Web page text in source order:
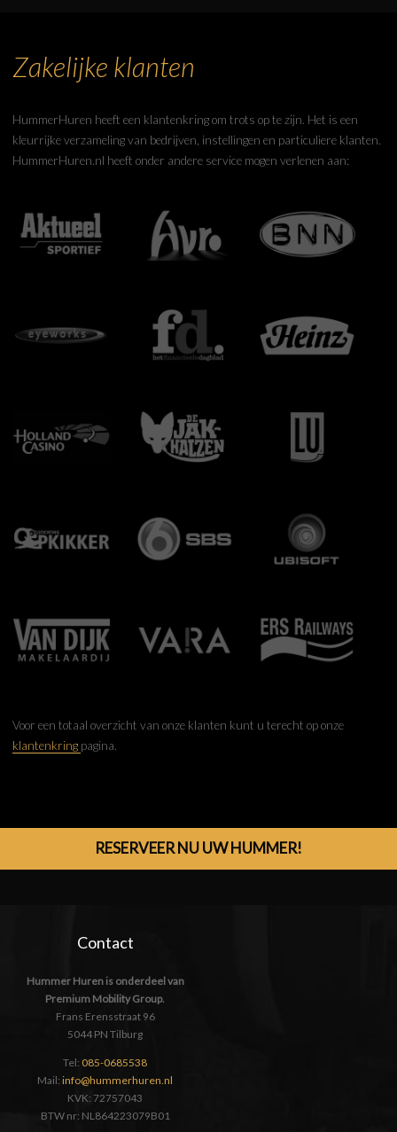
Zakelijke klanten
HummerHuren heeft een klantenkring om trots op te zijn. Het is een
kleurrijke verzameling van bedrijven, instellingen en particuliere klanten.
HummerHuren.nl heeft onder andere service mogen verlenen aan:
Voor een totaal overzicht van onze klanten kunt u terecht op onze
klantenkring pagina.
RESERVEER NU UW HUMMER!
Contact
Hummer Huren is onderdeel van
Premium Mobility Group.
Frans Erensstraat 96
5044 PN Tilburg
Tel: 085-0685538
Mail:info@hummerhuren.nl
KVK: 72757043
BTW nr: NL864223079B01